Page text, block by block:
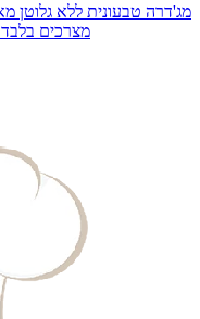
מצרכים